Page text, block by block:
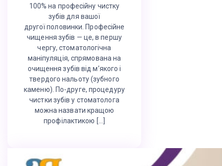
100% на професійну чистку
зубів для вашої
другої половинки. Професійне
чищення зубів — це, в першу
чергу, стоматологічна
маніпуляція, спрямована на
очищення зубів від м’якого і
твердого нальоту (зубного
каменю). По-друге, процедуру
чистки зубів у стоматолога
можна назвати кращою
профілактикою […]